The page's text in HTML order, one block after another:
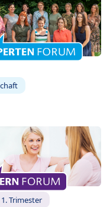
1. Trimester